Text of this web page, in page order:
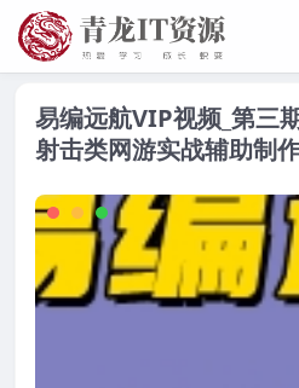
易编远航VIP视频_第三
射击类网游实战辅助制